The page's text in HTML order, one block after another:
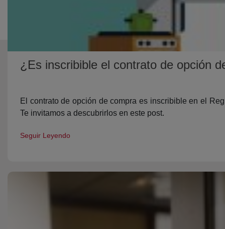
¿Es inscribible el contrato de opción
El contrato de opción de compra es inscribible en el
Te invitamos a descubrirlos en este post.
Seguir Leyendo